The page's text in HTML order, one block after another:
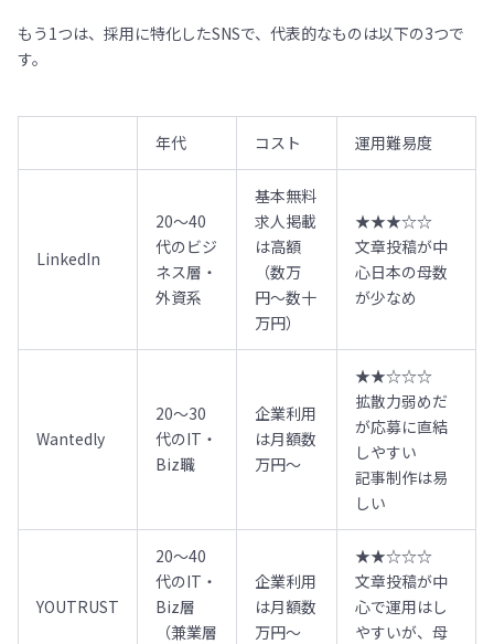
もう1つは、採用に特化したSNSで、代表的なものは以下の3つで
す。
年代 コスト 運用難易度
LinkedIn
20〜40
代のビジ
ネス層・
外資系
基本無料
求人掲載
は高額
（数万
円〜数十
万円）
★★★☆☆
文章投稿が中
心日本の母数
が少なめ
Wantedly
20〜30
代のIT・
Biz職
企業利用
は月額数
万円〜
★★☆☆☆
拡散力弱めだ
が応募に直結
しやすい
記事制作は易
しい
YOUTRUST
20〜40
代のIT・
Biz層
（兼業層
企業利用
は月額数
万円〜
★★☆☆☆
文章投稿が中
心で運用はし
やすいが、母